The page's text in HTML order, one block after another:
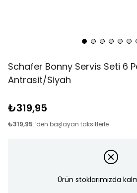
Schafer Bonny Servis Seti 6
Antrasit/Siyah
₺319,95
₺319,95 `den başlayan taksitlerle
Ürün stoklarımızda